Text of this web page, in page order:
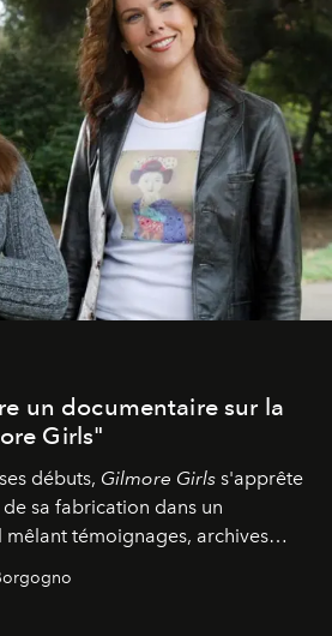
un documentaire sur la
Girls"
débuts, Gilmore Girls s'apprête
sa fabrication dans un
témoignages, archives
les coulisses d'un phénomène